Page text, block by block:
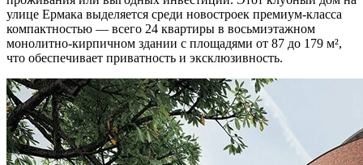
улице Ермака выделяется среди новостроек премиум-класса
компактностью — всего 24 квартиры в восьмиэтажном
монолитно-кирпичном здании с площадями от 87 до 179 м²,
что обеспечивает приватность и эксклюзивность.